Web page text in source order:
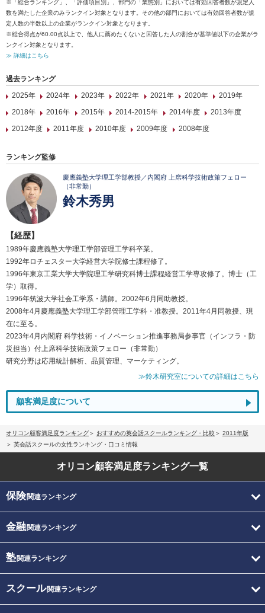
※「総合ランキング」、「評価項目別」、部門の「業態別」においては有効回答者数が規定人
数を満たした企業のみランクイン対象となります。その他の部門においては有効回答者数が規
定人数の半数以上の企業がランクイン対象となります。
※総合得点が60.00点以上で、他人に薦めたくないと回答した人の割合が基準値以下の企業がラ
ンクイン対象となります。
≫ 詳細はこちら
過去ランキング
2025年
2024年 2023年 2022年 2021年 2020年
2019年
2018年
2016年 2015年 2014-2015年 2014年度
2013年度
2012年度
2011年度 2010年度 2009年度 2008年度
ランキング監修
慶應義塾大学理工学部教授／内閣府 上席科学技術政策フェロー
（非常勤）
鈴木秀男
【経歴】
1989年慶應義塾大学理工学部管理工学科卒業。
1992年ロチェスター大学経営大学院修士課程修了。
1996年東京工業大学大学院理工学研究科博士課程経営工学専攻修了。博士（工
学）取得。
1996年筑波大学社会工学系・講師。2002年6月同助教授。
2008年4月慶應義塾大学理工学部管理工学科・准教授。2011年4月同教授、現
在に至る。
2023年4月内閣府 科学技術・イノベーション推進事務局参事官（インフラ・防
災担当）付上席科学技術政策フェロー（非常勤）
研究分野は応用統計解析、品質管理、マーケティング。
≫鈴木研究室についての詳細はこちら
顧客満足度について
オリコン顧客満足度ランキング おすすめの英会話スクールランキング・比較
2011年版
英会話スクールの女性ランキング・口コミ情報
オリコン顧客満足度ランキング一覧
保険関連ランキング
金融関連ランキング
塾関連ランキング
スクール関連ランキング